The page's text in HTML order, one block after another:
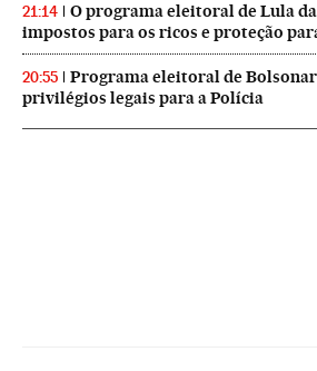
21:14
O programa eleitoral de Lula
impostos para os ricos e proteção
20:55
Programa eleitoral de
privilégios legais para a Polícia